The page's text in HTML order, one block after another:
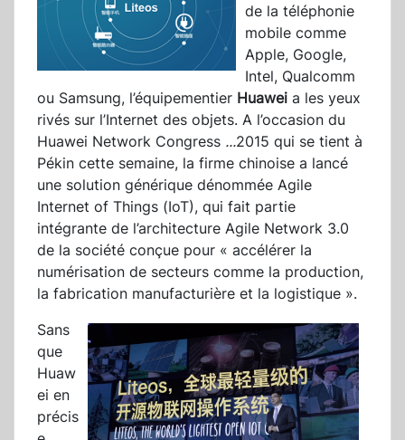
de la téléphonie
mobile comme
Apple, Google,
Intel, Qualcomm
ou Samsung, l’équipementier Huawei a les yeux
rivés sur l’Internet des objets. A l’occasion du
Huawei Network Congress ...2015 qui se tient à
Pékin cette semaine, la firme chinoise a lancé
une solution générique dénommée Agile
Internet of Things (IoT), qui fait partie
intégrante de l’architecture Agile Network 3.0
de la société conçue pour « accélérer la
numérisation de secteurs comme la production,
la fabrication manufacturière et la logistique ».
Sans
que
Huaw
ei en
précis